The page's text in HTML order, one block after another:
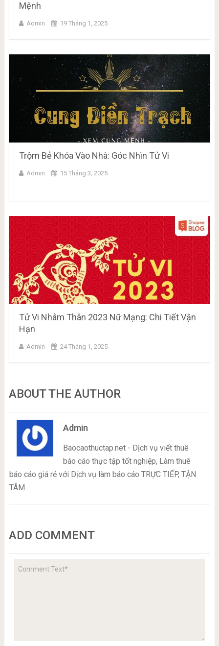
Mệnh
Admin 19 Tháng 1, 2025
Trộm Bẻ Khóa Vào Nhà: Góc Nhìn Tử Vi
Admin 15 Tháng 3, 2025
Tử Vi Nhâm Thân 2023 Nữ Mạng: Chi Tiết Vận
Hạn
Admin 24 Tháng 1, 2025
ABOUT THE AUTHOR
Admin
Baocaothuctap.net - Dịch vụ viết thuê
báo cáo thực tập tốt nghiệp, Làm thuê
báo cáo giá rẻ với Dịch vụ làm báo cáo TRỰC TIẾP, TẬN
TÂM
ADD COMMENT